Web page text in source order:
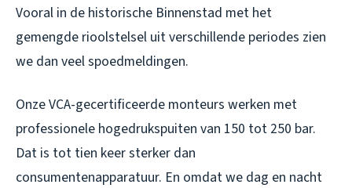
Vooral in de historische Binnenstad met het
gemengde rioolstelsel uit verschillende periodes zien
we dan veel spoedmeldingen.
Onze VCA-gecertificeerde monteurs werken met
professionele hogedrukspuiten van 150 tot 250 bar.
Dat is tot tien keer sterker dan
consumentenapparatuur. En omdat we dag en nacht